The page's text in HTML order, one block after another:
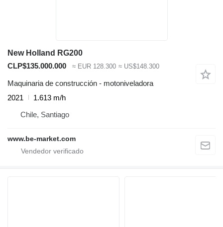
New Holland RG200
CLP$135.000.000
≈ EUR 128.300 ≈ US$148.300
Maquinaria de construcción - motoniveladora
2021
1.613 m/h
Chile, Santiago
www.be-market.com